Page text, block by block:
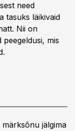
need
tasuks läikivaid
Nii on
mis
märksõnu jälgima